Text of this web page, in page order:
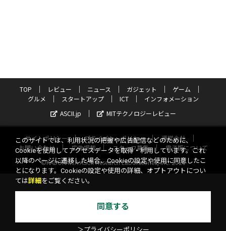
TOP レビュー ニュース ガジェット
ゲーム
グルメ
スタートアップ ICT
インフォメーション
ASCII.jp
MITテクノロジーレビュー
サイトポリシー プライバシーポリシー
運営会社
お問い合わせ
広告掲載 スタッフ募集
電子版について
©KADOKAWA ASCII Research Laboratories, Inc. 2026
このサイトでは、利用状況の把握や広告配信などのために、
Cookieを使用してアクセスデータを取得・利用しています。これ
以降のページに遷移した場合、Cookieの設定や使用に同意したこ
とになります。Cookieの設定や使用の詳細、オプトアウトについ
ては詳細 をご覧ください。
同意する